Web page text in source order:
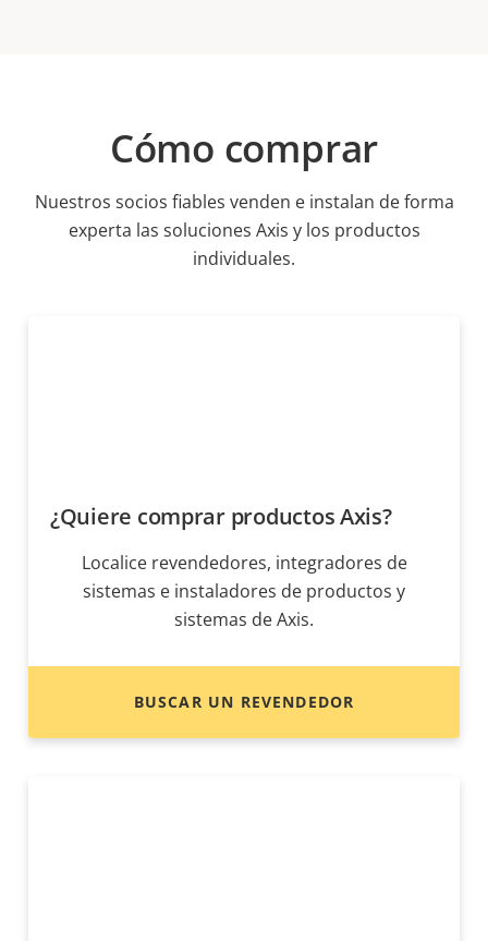
Cómo comprar
Nuestros socios fiables venden e instalan de forma
experta las soluciones Axis y los productos
individuales.
¿Quiere comprar productos Axis?
Localice revendedores, integradores de
sistemas e instaladores de productos y
sistemas de Axis.
BUSCAR UN REVENDEDOR